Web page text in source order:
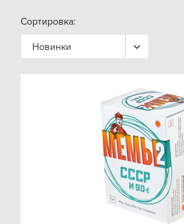
Сортировка:
Новинки